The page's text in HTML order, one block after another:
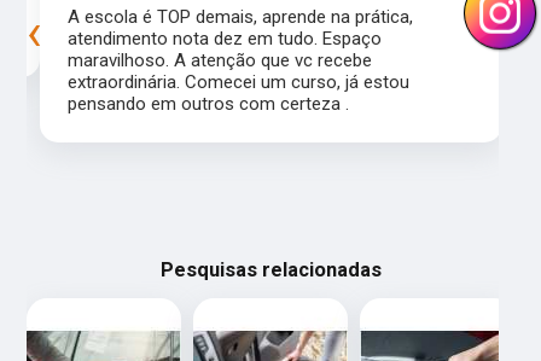
A escola é TOP demais, aprende na prática,
atendimento nota dez em tudo. Espaço
maravilhoso. A atenção que vc recebe
extraordinária. Comecei um curso, já estou
pensando em outros com certeza .
‹ ›
Pesquisas relacionadas